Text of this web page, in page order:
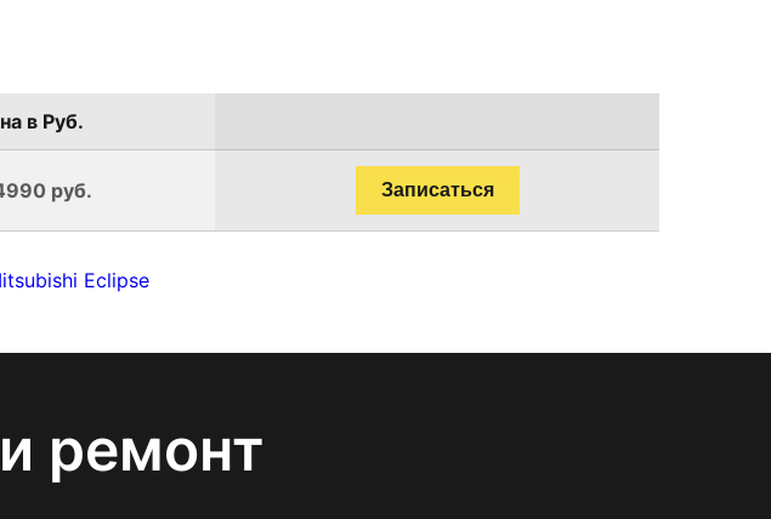
в Руб.
руб. Записаться
Eclipse
ремонт